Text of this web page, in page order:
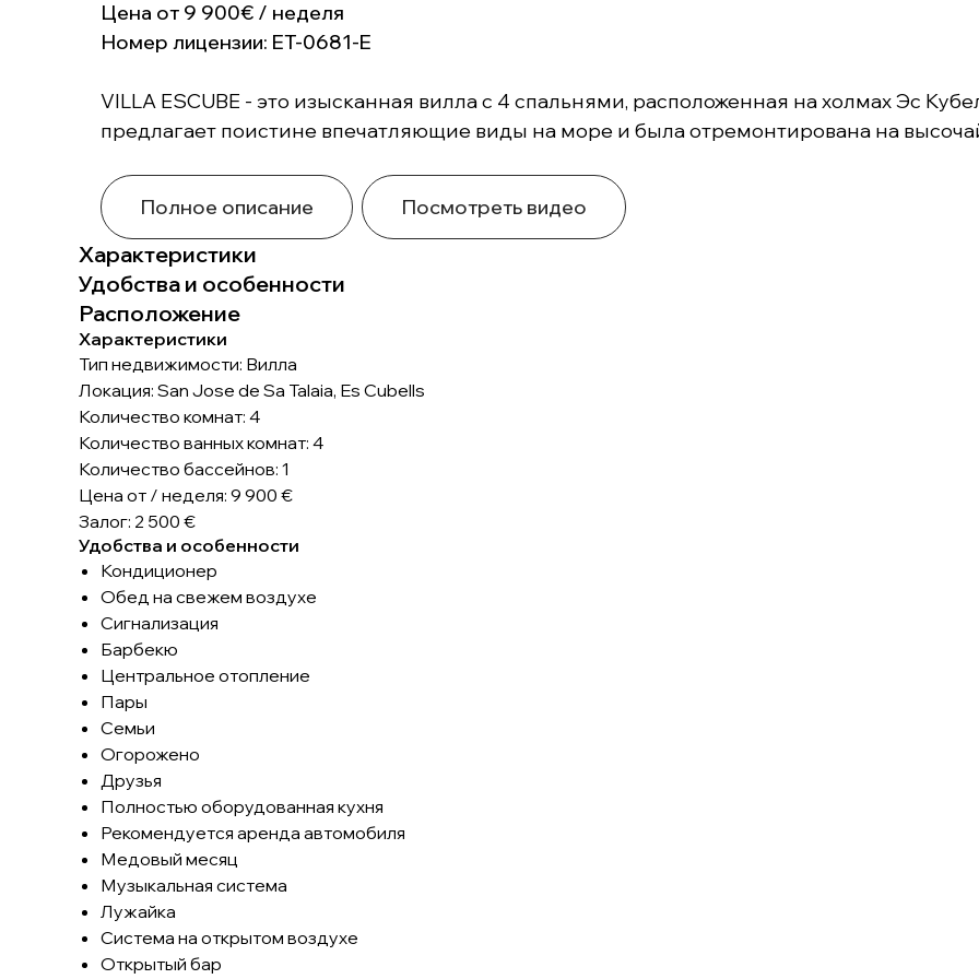
Цена от 9 900€ / неделя
Номер лицензии: ET-0681-E
VILLA ESCUBE - это изысканная вилла с 4 спальнями, расположенная на холмах Эс
предлагает поистине впечатляющие виды на море и была отремонтирована на
Полное описание Посмотреть видео
Характеристики
Удобства и особенности
Расположение
Характеристики
Тип недвижимости: Вилла
Локация: San Jose de Sa Talaia, Es Cubells
Количество комнат: 4
Количество ванных комнат: 4
Количество бассейнов: 1
Цена от / неделя: 9 900 €
Залог: 2 500 €
Удобства и особенности
Кондиционер
Обед на свежем воздухе
Сигнализация
Барбекю
Центральное отопление
Пары
Семьи
Огорожено
Друзья
Полностью оборудованная кухня
Рекомендуется аренда автомобиля
Медовый месяц
Музыкальная система
Лужайка
Система на открытом воздухе
Открытый бар